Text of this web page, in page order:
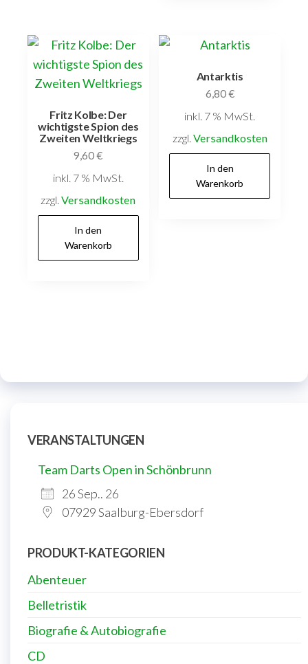
Fritz Kolbe: Der
wichtigste Spion des
Zweiten Weltkriegs
9,60€
inkl. 7 % MwSt.
zzgl.Versandkosten
In den
Warenkorb
Antarktis
6,80€
inkl. 7 % MwSt.
zzgl. Versandkosten
In den
Warenkorb
VERANSTALTUNGEN
Team Darts Open in Schönbrunn
26 Sep.. 26
07929 Saalburg-Ebersdorf
PRODUKT-KATEGORIEN
Abenteuer
Belletristik
Biografie & Autobiografie
CD